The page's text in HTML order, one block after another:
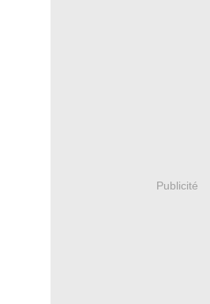
Publicité